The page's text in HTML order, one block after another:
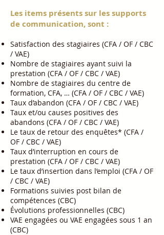
Les items présents sur les supports
de communication, sont :
Satisfaction des stagiaires (CFA / OF / CBC
/ VAE)
Nombre de stagiaires ayant suivi la
prestation (CFA / OF / CBC / VAE)
Nombre de stagiaires du centre de
formation, CFA, … (CFA / OF / CBC / VAE)
Taux d’abandon (CFA / OF / CBC / VAE)
Taux et/ou causes positives des
abandons (CFA / OF / CBC / VAE)
Le taux de retour des enquêtes* (CFA /
OF / CBC / VAE)
Taux d’interruption en cours de
prestation (CFA / OF / CBC / VAE)
Le taux d’insertion dans l’emploi (CFA / OF
/ CBC / VAE)
Formations suivies post bilan de
compétences (CBC)
Évolutions professionnelles (CBC)
VAE engagées ou VAE engagées sous 1 an
(CBC)